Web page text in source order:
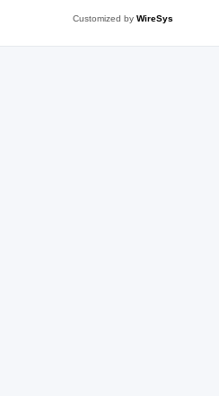
Customized by WireSys